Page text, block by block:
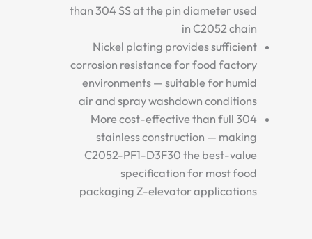
than 304 SS at the pin diameter used
in C2052 chain
Nickel plating provides sufficient
corrosion resistance for food factory
environments — suitable for humid
air and spray washdown conditions
More cost-effective than full 304
stainless construction — making
C2052-PF1-D3F30 the best-value
specification for most food
packaging Z-elevator applications